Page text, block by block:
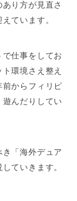
り方が見直さ
ています。
仕事をしてお
環境さえ整え
からフィリピ
んだりしてい
「海外デュア
ていきます。